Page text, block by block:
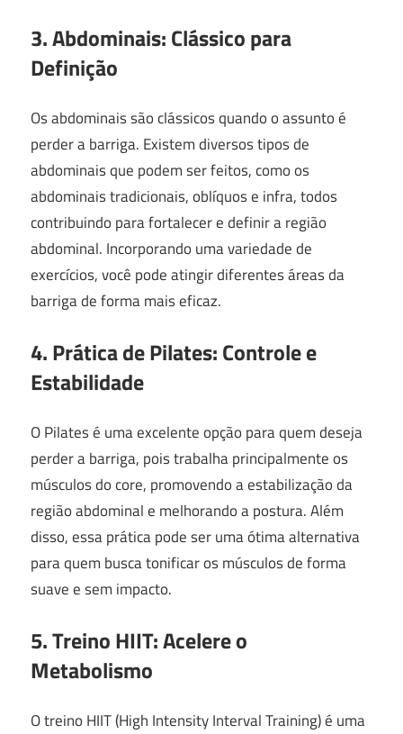
3. Abdominais: Clássico para
Definição
Os abdominais são clássicos quando o assunto é
perder a barriga. Existem diversos tipos de
abdominais que podem ser feitos, como os
abdominais tradicionais, oblíquos e infra, todos
contribuindo para fortalecer e definir a região
abdominal. Incorporando uma variedade de
exercícios, você pode atingir diferentes áreas da
barriga de forma mais eficaz.
4. Prática de Pilates: Controle e
Estabilidade
O Pilates é uma excelente opção para quem deseja
perder a barriga, pois trabalha principalmente os
músculos do core, promovendo a estabilização da
região abdominal e melhorando a postura. Além
disso, essa prática pode ser uma ótima alternativa
para quem busca tonificar os músculos de forma
suave e sem impacto.
5. Treino HIIT: Acelere o
Metabolismo
O treino HIIT (High Intensity Interval Training) é uma